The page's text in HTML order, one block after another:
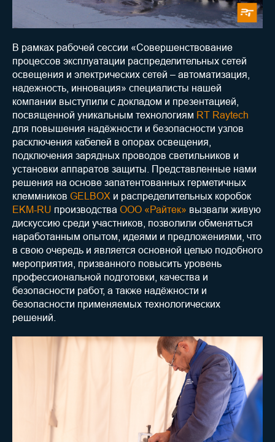
В рамках рабочей сессии «Совершенствование
процессов эксплуатации распределительных сетей
освещения и электрических сетей – автоматизация,
надежность, инновация» специалисты нашей
компании выступили с докладом и презентацией,
посвященной уникальным технологиям RT Raytech
для повышения надёжности и безопасности узлов
расключения кабелей в опорах освещения,
подключения зарядных проводов светильников и
установки аппаратов защиты. Представленные нами
решения на основе запатентованных герметичных
клеммников GELBOX и распределительных коробок
EKM-RU производства ООО «Райтек» вызвали живую
дискуссию среди участников, позволили обменяться
наработанным опытом, идеями и предложениями, что
в свою очередь и является основной целью подобного
мероприятия, призванного повысить уровень
профессиональной подготовки, качества и
безопасности работ, а также надёжности и
безопасности применяемых технологических
решений.